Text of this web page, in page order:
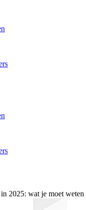
2025: wat je moet weten